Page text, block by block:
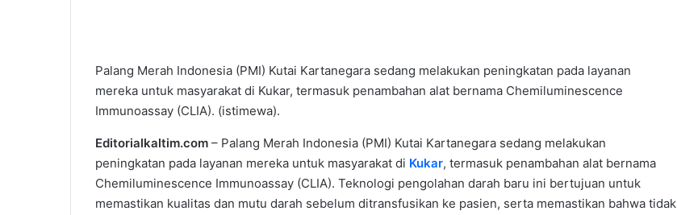
Palang Merah Indonesia (PMI) Kutai Kartanegara sedang melakukan peningkatan pada layanan
mereka untuk masyarakat di Kukar, termasuk penambahan alat bernama Chemiluminescence
Immunoassay (CLIA). (istimewa).
Editorialkaltim.com – Palang Merah Indonesia (PMI) Kutai Kartanegara sedang melakukan
peningkatan pada layanan mereka untuk masyarakat di Kukar, termasuk penambahan alat bernama
Chemiluminescence Immunoassay (CLIA). Teknologi pengolahan darah baru ini bertujuan untuk
memastikan kualitas dan mutu darah sebelum ditransfusikan ke pasien, serta memastikan bahwa tidak